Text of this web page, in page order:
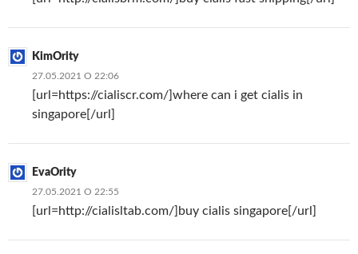
KimOrity
27.05.2021 О 22:06
[url=https://cialiscr.com/]where can i get cialis in
singapore[/url]
EvaOrity
27.05.2021 О 22:55
[url=http://cialisltab.com/]buy cialis singapore[/url]